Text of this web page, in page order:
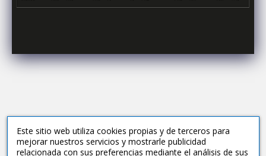
Preguntas frecuentes
Este sitio web utiliza cookies propias y de terceros para
mejorar nuestros servicios y mostrarle publicidad
relacionada con sus preferencias mediante el análisis de sus